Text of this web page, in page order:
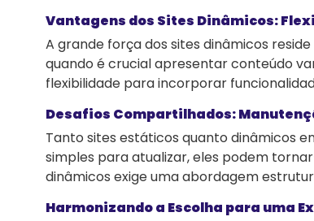
Vantagens dos Sites Dinâmicos:
A grande força dos sites dinâmicos
quando é crucial apresentar conteúdo
flexibilidade para incorporar
Desafios Compartilhados:
Tanto sites estáticos quanto dinâmicos
simples para atualizar, eles podem
dinâmicos exige uma abordagem
Harmonizando a Escolha para uma